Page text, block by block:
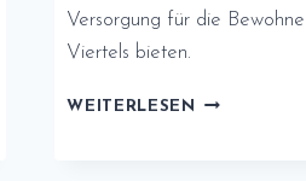
Versorgung für die
Viertels bieten.
WEITERLESEN ÄRZTE,